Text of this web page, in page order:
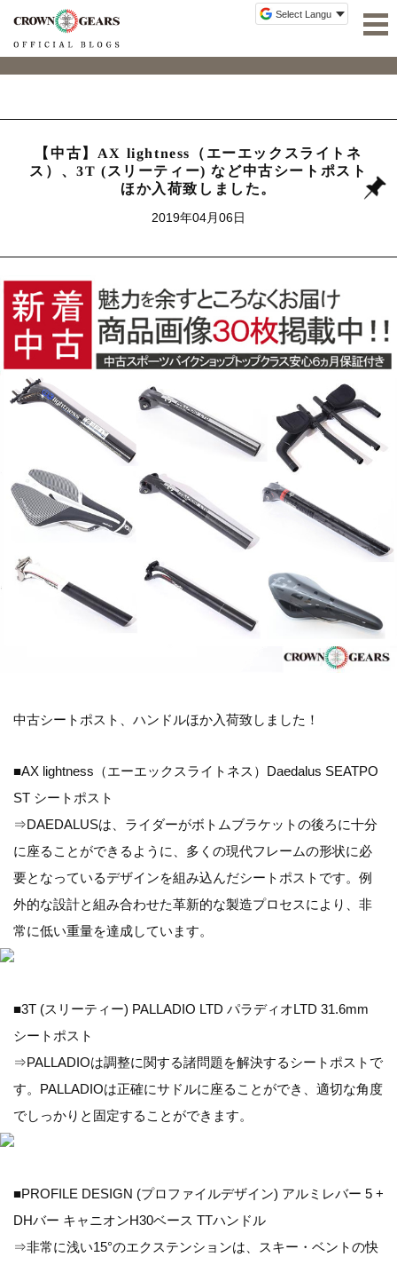
【中古】AX lightness（エーエックスライトネ
ス）、3T (スリーティー) など中古シートポスト
ほか入荷致しました。
2019年04月06日
中古シートポスト、ハンドルほか入荷致しました！
■AX lightness（エーエックスライトネス）Daedalus SEATPO
ST シートポスト
⇒DAEDALUSは、ライダーがボトムブラケットの後ろに十分
に座ることができるように、多くの現代フレームの形状に必
要となっているデザインを組み込んだシートポストです。例
外的な設計と組み合わせた革新的な製造プロセスにより、非
常に低い重量を達成しています。
■3T (スリーティー) PALLADIO LTD パラディオLTD 31.6mm
シートポスト
⇒PALLADIOは調整に関する諸問題を解決するシートポストで
す。PALLADIOは正確にサドルに座ることができ、適切な角度
でしっかりと固定することができます。
■PROFILE DESIGN (プロファイルデザイン) アルミレバー 5 +
DHバー キャニオンH30ベース TTハンドル
⇒非常に浅い15°のエクステンションは、スキー・ベントの快